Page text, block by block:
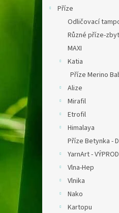
Příze
Odličovací
Různé příze-
MAXI
Katia
Příze Merino
Alize
Mirafil
Etrofil
Himalaya
Příze Betynka -
YarnArt -
Vlna-Hep
Vlnika
Nako
Kartopu